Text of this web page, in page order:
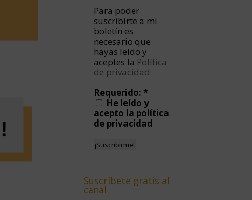
Para poder
suscribirte a mi
boletín es
necesario que
hayas leído y
aceptes la Política
de privacidad
Requerido:*
He leído y
acepto la política
de privacidad
Suscríbete gratis al
canal